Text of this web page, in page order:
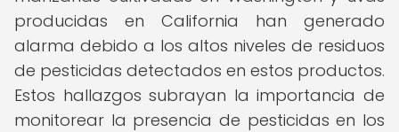
producidas en California han generado
alarma debido a los altos niveles de residuos
de pesticidas detectados en estos productos.
Estos hallazgos subrayan la importancia de
monitorear la presencia de pesticidas en los